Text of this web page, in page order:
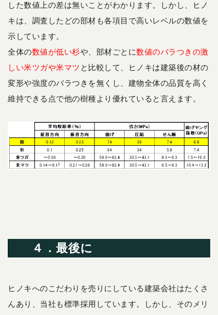
した数値上の差は無いことがわかります。しかし、ヒノ
キは 、調査した どの部材も各項目で高いレベルの数値を
示しています。
全体の数値が低い杉や、部材ごとに数値のバラつきの激
しい米ツガや米マツ と比較して、ヒノキは建築後の材の
変形や強度のバラつきを無くし、建物全体の品質を高く
維持できる 点で他の樹種より優れていると言えます。
４．最後に
ヒノキへのこだわりを売りにしている建築会社はたくさ
んあり、当社も標準採用しています。しかし、そのメリ